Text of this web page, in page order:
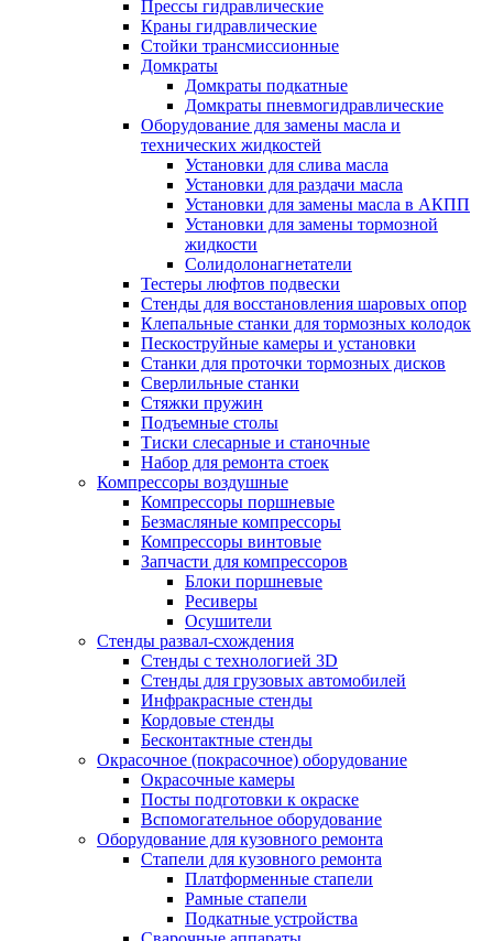
Прессы гидравлические
Краны гидравлические
Стойки трансмиссионные
Домкраты
Домкраты подкатные
Домкраты пневмогидравлические
Оборудование для замены масла и
технических жидкостей
Установки для слива масла
Установки для раздачи масла
Установки для замены масла в АКПП
Установки для замены тормозной
жидкости
Солидолонагнетатели
Тестеры люфтов подвески
Стенды для восстановления шаровых опор
Клепальные станки для тормозных колодок
Пескоструйные камеры и установки
Станки для проточки тормозных дисков
Сверлильные станки
Стяжки пружин
Подъемные столы
Тиски слесарные и станочные
Набор для ремонта стоек
Компрессоры воздушные
Компрессоры поршневые
Безмасляные компрессоры
Компрессоры винтовые
Запчасти для компрессоров
Блоки поршневые
Ресиверы
Осушители
Стенды развал-схождения
Стенды с технологией 3D
Стенды для грузовых автомобилей
Инфракрасные стенды
Кордовые стенды
Бесконтактные стенды
Окрасочное (покрасочное) оборудование
Окрасочные камеры
Посты подготовки к окраске
Вспомогательное оборудование
Оборудование для кузовного ремонта
Стапели для кузовного ремонта
Платформенные стапели
Рамные стапели
Подкатные устройства